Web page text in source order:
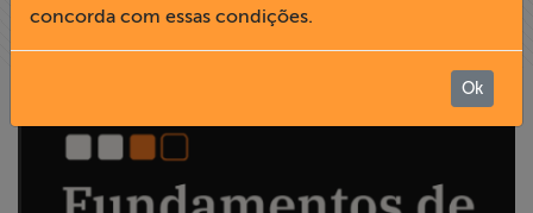
English
Institucional
concorda com essas condições.
Ok